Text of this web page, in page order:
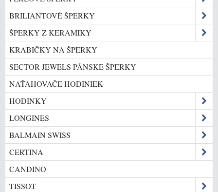
BRILIANTOVÉ ŠPERKY
ŠPERKY Z KERAMIKY
KRABIČKY NA ŠPERKY
SECTOR JEWELS PÁNSKE ŠPERKY
NAŤAHOVAČE HODINIEK
HODINKY
LONGINES
BALMAIN SWISS
CERTINA
CANDINO
TISSOT